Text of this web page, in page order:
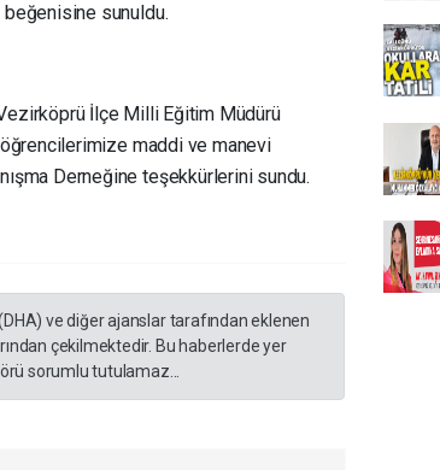
beğenisine sunuldu.
İlçe Milli Eğitim Müdürü
öğrencilerimize maddi ve manevi
Derneğine teşekkürlerini sundu.
ve diğer ajanslar tarafından eklenen
çekilmektedir. Bu haberlerde yer
sorumlu tutulamaz...